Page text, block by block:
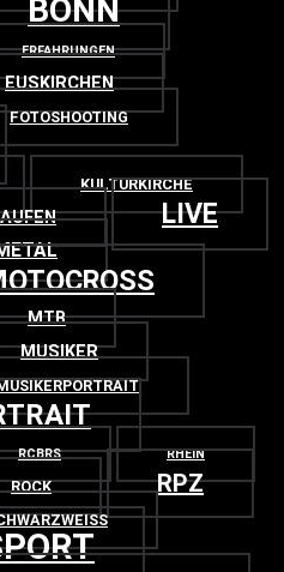
BONN
ERFAHRUNGEN
EUSKIRCHEN
FOTOSHOOTING
KULTURKIRCHE
LIVE
MTB
MUSIKER
RCBRS RHEIN
ROCK RPZ